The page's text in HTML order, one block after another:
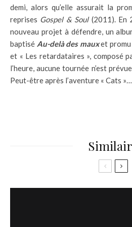
demi, alors qu’elle assurait la
reprises Gospel & Soul(2011). En
nouveau projet à défendre, un
baptisé Au-delà des mauxet promu
et « Les retardataires », composé
l’heure, aucune tournée n’est
Peut-être après l’aventure « Cats »…